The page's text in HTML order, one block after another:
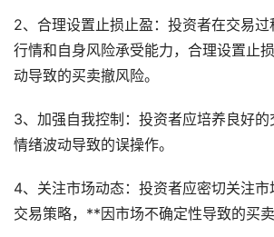
2、合理设置止损止盈：投资者在交易
行情和自身风险承受能力，合理设置止
动导致的买卖撤风险。
3、加强自我控制：投资者应培养良好的
情绪波动导致的误操作。
4、关注市场动态：投资者应密切关注
交易策略，**因市场不确定性导致的买卖